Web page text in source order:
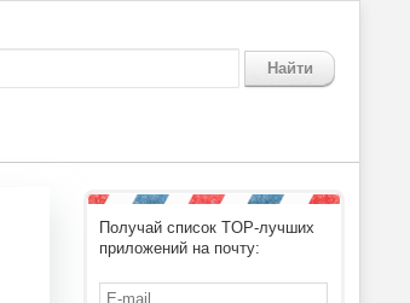
Найти
Получай список TOP-лучших
приложений на почту: